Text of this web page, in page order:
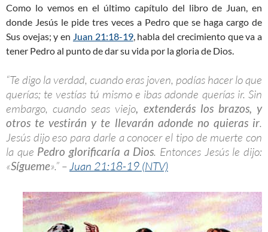
Como lo vemos en el último capítulo del libro de Juan, en
donde Jesús le pide tres veces a Pedro que se haga cargo de
Sus ovejas; y en Juan 21:18-19, habla del crecimiento que va a
tener Pedro al punto de dar su vida por la gloria de Dios.
“Te digo la verdad, cuando eras joven, podías hacer lo que
querías; te vestías tú mismo e ibas adonde querías ir. Sin
embargo, cuando seas viejo, extenderás los brazos, y
otros te vestirán y te llevarán adonde no quieras ir.
Jesús dijo eso para darle a conocer el tipo de muerte con
la que Pedro glorificaría a Dios. Entonces Jesús le dijo:
«Sígueme».” –Juan 21:18-19 (NTV)